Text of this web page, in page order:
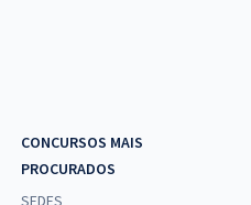
CONCURSOS MAIS
PROCURADOS
SEDES